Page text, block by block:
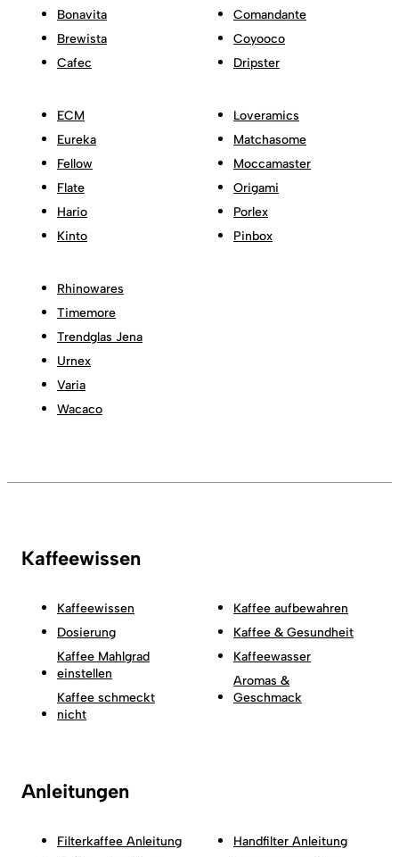
Bonavita
Brewista
Cafec
Comandante
Coyooco
Dripster
ECM
Eureka
Fellow
Flate
Hario
Kinto
Loveramics
Matchasome
Moccamaster
Origami
Porlex
Pinbox
Rhinowares
Timemore
Trendglas Jena
Urnex
Varia
Wacaco
Kaffeewissen
Kaffeewissen
Dosierung
Kaffee Mahlgrad
einstellen
Kaffee schmeckt
nicht
Kaffee aufbewahren
Kaffee & Gesundheit
Kaffeewasser
Aromas &
Geschmack
Anleitungen
Filterkaffee Anleitung
Handfilter Anleitung